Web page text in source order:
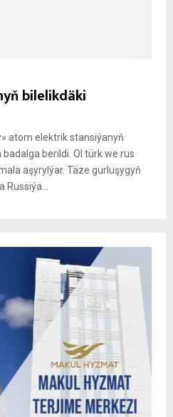
bilelikdäki
atom elektrik stansiýanyň
berildi. Ol türk we rus
aşyrylýar. Täze gurluşygyň